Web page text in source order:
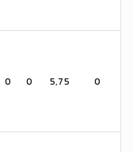
0 0 5,75 0